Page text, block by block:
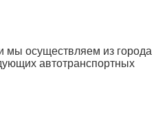
мы осуществляем из города
автотранспортных